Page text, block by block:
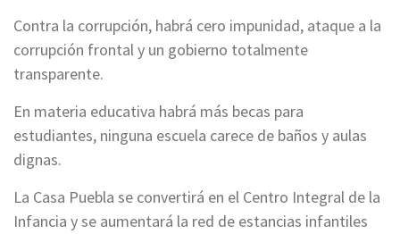
Contra la corrupción, habrá cero impunidad, ataque a la
corrupción frontal y un gobierno totalmente
transparente.
En materia educativa habrá más becas para
estudiantes, ninguna escuela carece de baños y aulas
dignas.
La Casa Puebla se convertirá en el Centro Integral de la
Infancia y se aumentará la red de estancias infantiles